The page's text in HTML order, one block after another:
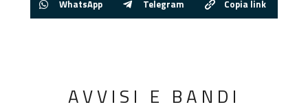
WhatsApp Telegram Copia link
AVVISI E BANDI